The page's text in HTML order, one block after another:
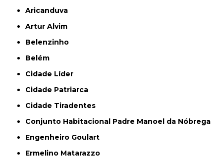
Aricanduva
Artur Alvim
Belenzinho
Belém
Cidade Líder
Cidade Patriarca
Cidade Tiradentes
Conjunto Habitacional Padre Manoel da Nóbrega
Engenheiro Goulart
Ermelino Matarazzo